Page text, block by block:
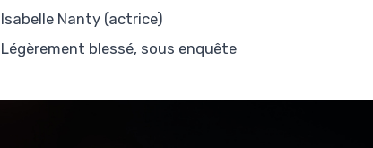
Isabelle Nanty (actrice)
Légèrement blessé, sous enquête